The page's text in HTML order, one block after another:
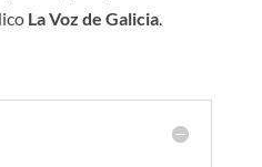
La Voz de Galicia.